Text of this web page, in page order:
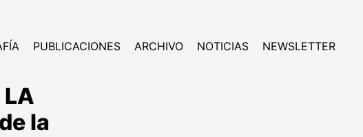
PUBLICACIONES ARCHIVO NOTICIAS NEWSLETTER
LA
la